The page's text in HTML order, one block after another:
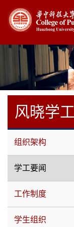
风晓学工
组织架构
学工要闻
工作制度
学生组织